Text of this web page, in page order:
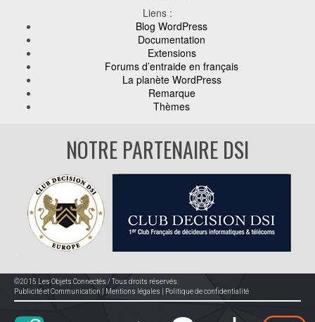
Liens :
Blog WordPress
Documentation
Extensions
Forums d’entraide en français
La planète WordPress
Remarque
Thèmes
NOTRE PARTENAIRE DSI
©2015 Les Objets Connectés / Tous droits réservés.
Publicité et Communication
Mentions légales Politique de confidentialité